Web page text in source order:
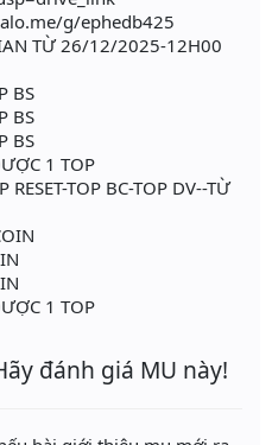
g/ephedb425
TỪ 26/12/2025-12H00
BS
BS
BS
1 TOP
TOP BC-TOP DV--TỪ
1 TOP
đánh giá MU này!